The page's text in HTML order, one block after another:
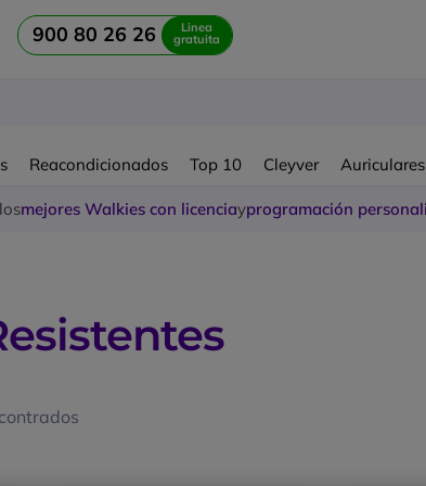
900 80 26 26 Linea
gratuita
Reacondicionados Top 10 Cleyver Auriculares
mejores Walkies con licenciayprogramación